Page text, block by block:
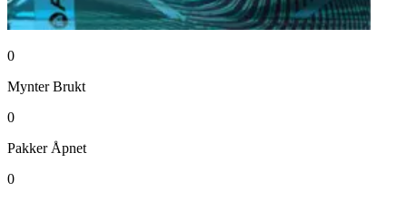
0
Mynter Brukt
0
Pakker Åpnet
0